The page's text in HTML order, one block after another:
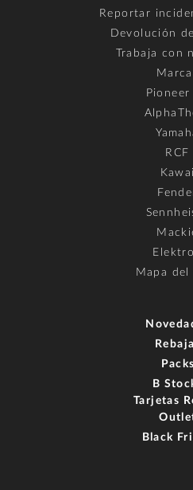
Reportar
Devolución
Trabaja con
Pioneer
RCF
Kawai
Mapa del
Packs
B
Tarjetas
Black